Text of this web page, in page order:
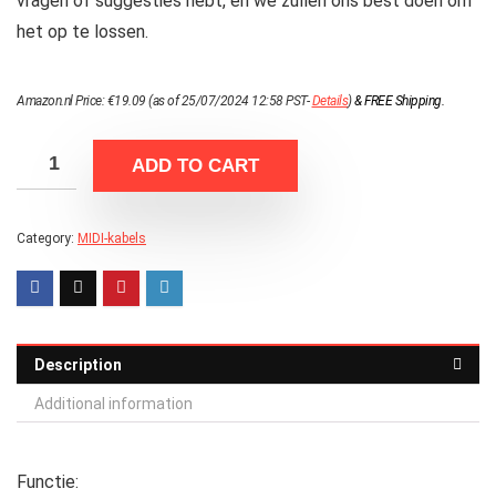
het op te lossen.
Amazon.nl Price:€19.09 (as of 25/07/2024 12:58 PST-Details)&FREE Shipping.
ADD TO CART
Category: MIDI-kabels
Description
Additional information
Functie: